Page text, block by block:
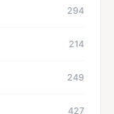
294
214
249
427